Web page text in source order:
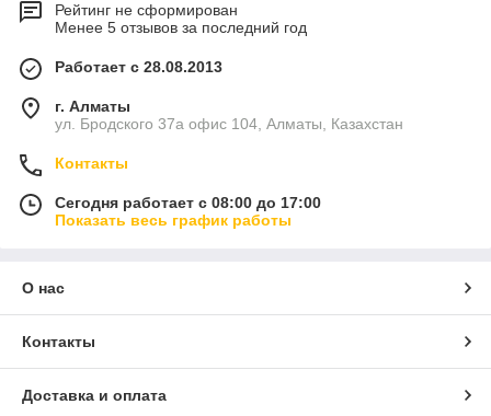
Рейтинг не сформирован
Менее 5 отзывов за последний год
Работает с 28.08.2013
г. Алматы
ул. Бродского 37а офис 104, Алматы, Казахстан
Контакты
Сегодня работает с 08:00 до 17:00
Показать весь график работы
О нас
Контакты
Доставка и оплата